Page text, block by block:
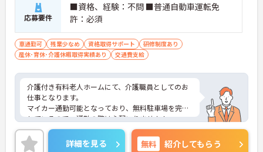
応募要件
■資格、経験：不問 ■普通自動車運転免
許：必須
車通勤可 残業少なめ 資格取得サポート
研修制度あり
産休･育休･介護休暇取得実績あり
交通費支給
介護付き有料老人ホームにて、介護職員としてのお
仕事となります。
マイカー通勤可能となっており、無料駐車場を完備
しているので、通勤の際は心配いりません！
無資格の方や経験がない方も応募できるので、これ
から介護職を始めてみたいという方にお勧めの求人
詳細を見る 無料 紹介してもらう